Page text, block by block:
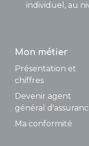
individuel, au
Mon métier
Présentation et
chiffres
Devenir agent
général
Ma conformité